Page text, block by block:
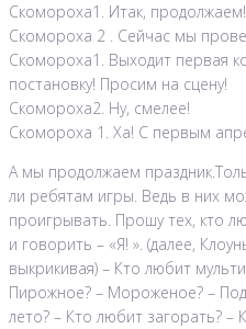
Скомороха1. Итак, продолжаем!
Скомороха 2 . Сейчас мы
Скомороха1. Выходит первая
постановку! Просим на сцену!
Скомороха2. Ну, смелее!
Скомороха 1. Ха! С первым
А мы продолжаем
ли ребятам игры. Ведь в них
проигрывать. Прошу тех, кто
и говорить – «Я! ». (далее,
выкрикивая) – Кто любит
Пирожное? – Мороженое? –
лето? – Кто любит загорать? –